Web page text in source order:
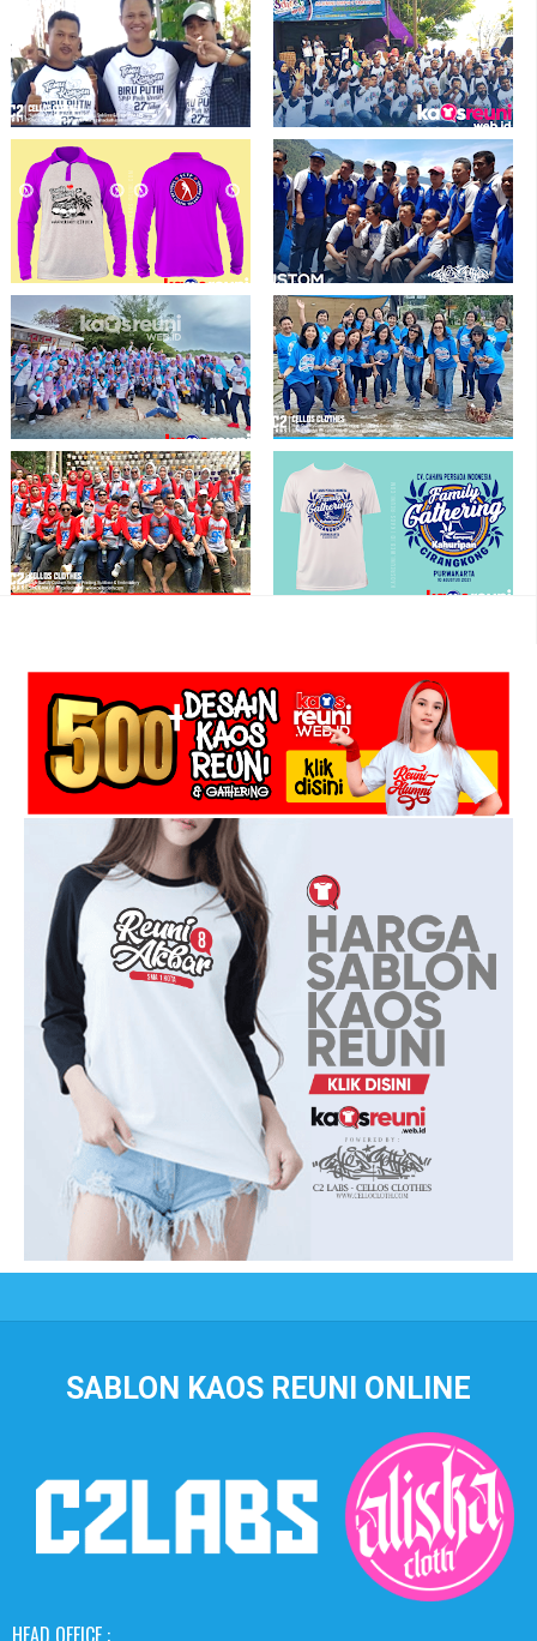
Sablon Kaos Aerobic Zumba Senam
Fitness - Sablon Kaos Online
Trendy Baju Reuni Jersey Baseball
Full Printing - Kaos Reuni Online
Sablon Kaos Temu Kangen Biru Putih
Raglan Biru Putih
Hasil Sablon Kaos Reuni SMP 1
Takengon Aceh Tengah
Kaos Kerah Family Gathering
Anniversary SCTP 8 - Sablon Kaos
Reuni Gathering
Kaos Reuni Berkerah Raglan Biru Abu
Abu - Sablon Kaos Reuni -
kaosreuni.web.id
Terima Kasih Lampung Atas
Kepercayaannya Produksi Kaos di
Kaosreuni.web.id
Sablon Kaos Reuni Temu Kangen
Konco Saklawase - Kaos Reuni
SABLON KAOS REUNI ONLINE
HEAD OFFICE :